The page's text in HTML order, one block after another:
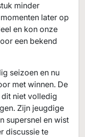
minder
later op
en kon onze
een bekend
seizoen en nu
met winnen. De
niet volledig
Zijn jeugdige
supersnel en wist
discussie te